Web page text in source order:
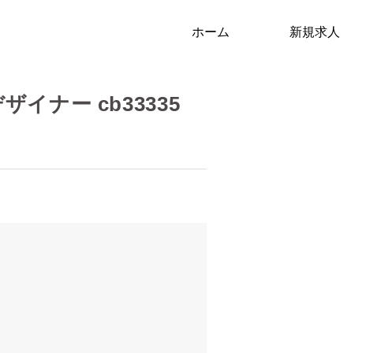
ホーム 新規求人
イナー cb33335